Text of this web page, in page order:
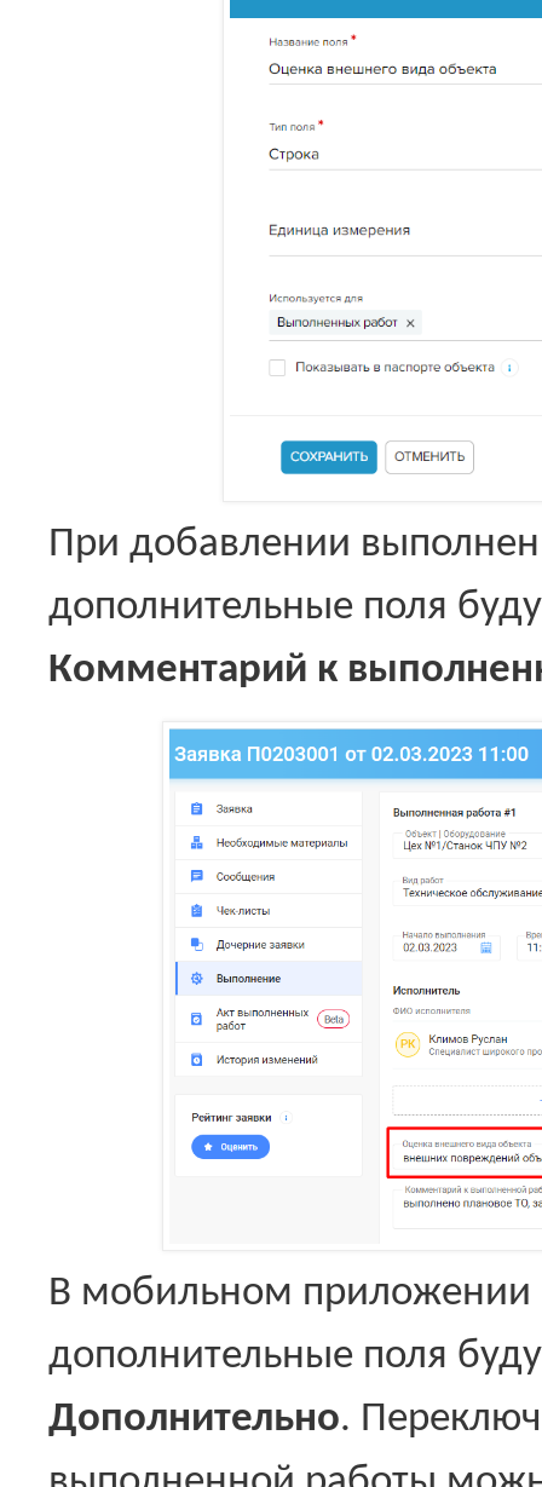
При добавлении
дополнительные поля
Комментарий к
В мобильном приложении
дополнительные поля
Дополнительно.